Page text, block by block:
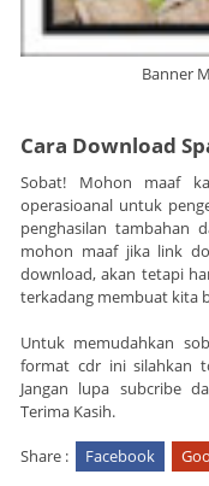
Banner
Cara Download
Sobat! Mohon maaf
operasioanal untuk
penghasilan tambahan
mohon maaf jika link
download, akan tetapi
terkadang membuat kita
Untuk memudahkan
format cdr ini silahkan
Jangan lupa subcribe
Terima Kasih.
Share : Facebook